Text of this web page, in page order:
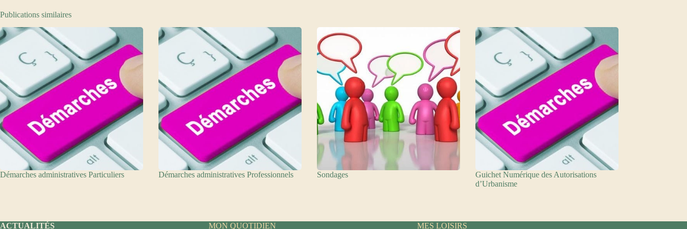
Publications similaires
Démarches administratives Particuliers Démarches administratives Professionnels Sondages
Guichet Numérique des Autorisations
d’Urbanisme
ACTUALITÉS MON QUOTIDIEN MES LOISIRS